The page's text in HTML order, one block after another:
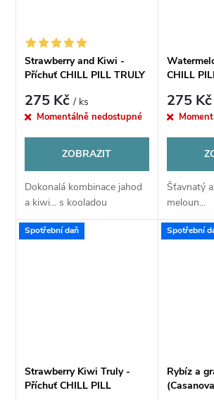
Strawberry and Kiwi -
Příchuť CHILL PILL TRULY
275 Kč/ ks
Momentálně nedostupné
ZOBRAZIT
Dokonalá kombinace jahod
a kiwi... s kooladou
CHILL
275
Šťavnatý
meloun...
Spotřební daň
Strawberry Kiwi Truly -
Příchuť CHILL PILL
Spotřební
Rybíz a